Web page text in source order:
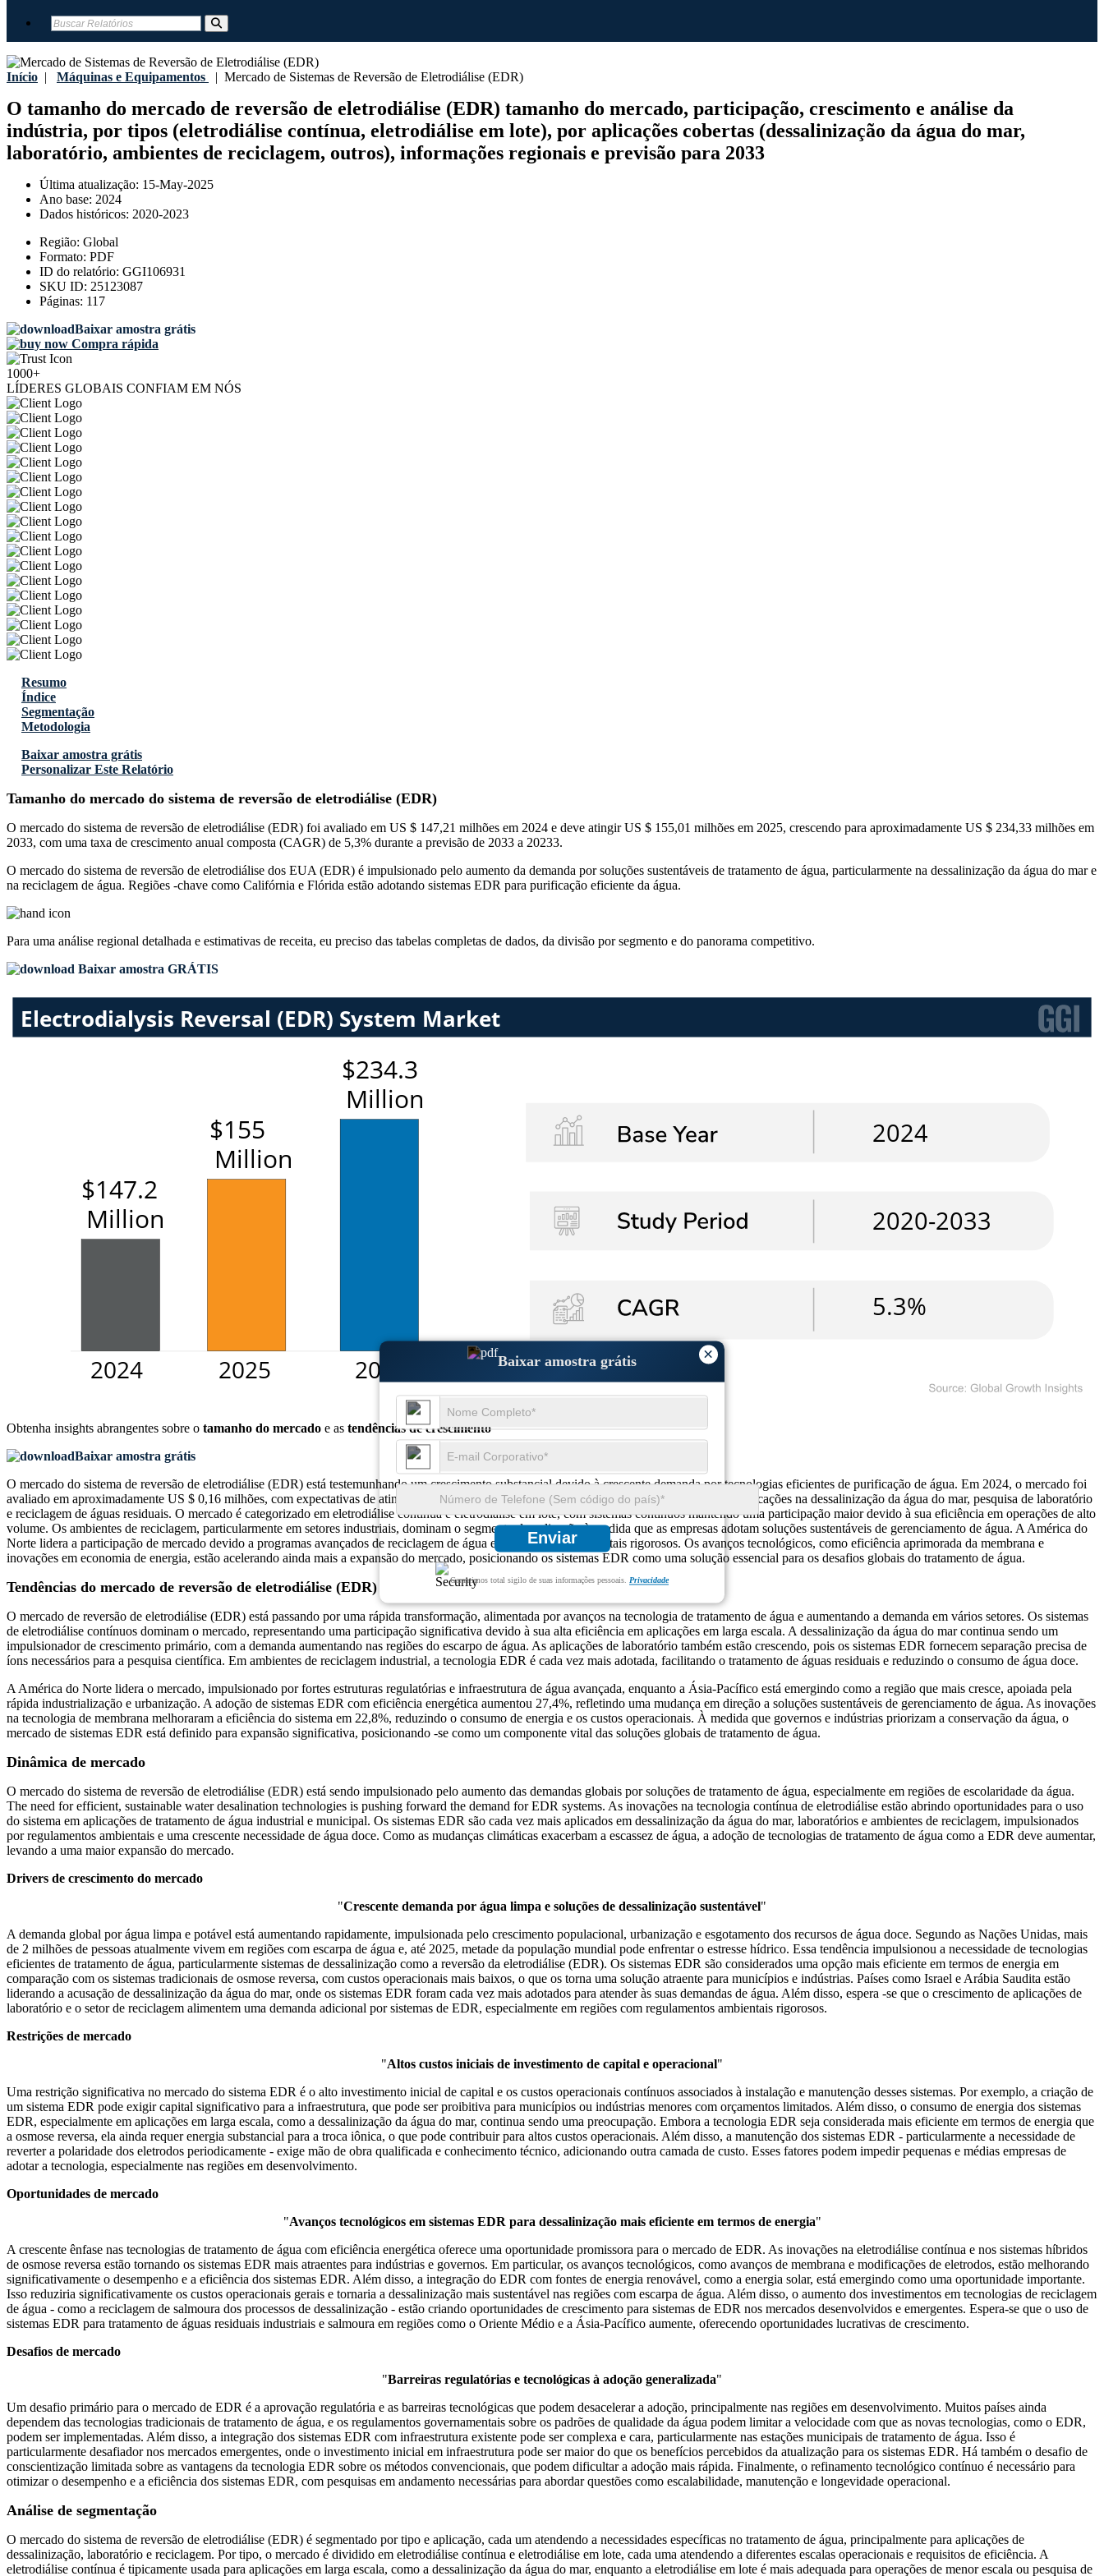
Início | Máquinas e Equipamentos | Mercado de Sistemas de Reversão de Eletrodiálise (EDR)
O tamanho do mercado de reversão de eletrodiálise (EDR) tamanho do mercado, participação, crescimento e análise da
indústria, por tipos (eletrodiálise contínua, eletrodiálise em lote), por aplicações cobertas (dessalinização da água do mar,
laboratório, ambientes de reciclagem, outros), informações regionais e previsão para 2033
Última atualização: 15-May-2025
Ano base: 2024
Dados históricos: 2020-2023
Região: Global
Formato: PDF
ID do relatório: GGI106931
SKU ID: 25123087
Páginas: 117
Baixar amostra grátis
Compra rápida
1000+
LÍDERES GLOBAIS CONFIAM EM NÓS
×
Baixar amostra grátis
Enviar
Garantimos total sigilo de suas informações pessoais. Privacidade
Resumo
Índice
Segmentação
Metodologia
Baixar amostra grátis
Personalizar Este Relatório
Tamanho do mercado do sistema de reversão de eletrodiálise (EDR)
O mercado do sistema de reversão de eletrodiálise (EDR) foi avaliado em US $ 147,21 milhões em 2024 e deve atingir US $ 155,01 milhões em 2025, crescendo para aproximadamente US $ 234,33 milhões em
2033, com uma taxa de crescimento anual composta (CAGR) de 5,3% durante a previsão de 2033 a 20233.
O mercado do sistema de reversão de eletrodiálise dos EUA (EDR) é impulsionado pelo aumento da demanda por soluções sustentáveis ​​de tratamento de água, particularmente na dessalinização da água do mar e
na reciclagem de água. Regiões -chave como Califórnia e Flórida estão adotando sistemas EDR para purificação eficiente da água.
Para uma análise regional detalhada e estimativas de receita, eu preciso das tabelas completas de dados, da divisão por segmento e do panorama competitivo.
Baixar amostra GRÁTIS
Obtenha insights abrangentes sobre o tamanho do mercado e as tendências de crescimento
Baixar amostra grátis
O mercado do sistema de reversão de eletrodiálise (EDR) está testemunhando um crescimento substancial devido à crescente demanda por tecnologias eficientes de purificação de água. Em 2024, o mercado foi
avaliado em aproximadamente US $ 0,16 milhões, com expectativas de atingir US $ 0,24 milhões em 2032, impulsionados pelo aumento das aplicações na dessalinização da água do mar, pesquisa de laboratório
e reciclagem de águas residuais. O mercado é categorizado em eletrodiálise contínua e eletrodiálise em lote, com sistemas contínuos mantendo uma participação maior devido à sua eficiência em operações de alto
volume. Os ambientes de reciclagem, particularmente em setores industriais, dominam o segmento de aplicação à medida que as empresas adotam soluções sustentáveis ​​de gerenciamento de água. A América do
Norte lidera a participação de mercado devido a programas avançados de reciclagem de água e regulamentos ambientais rigorosos. Os avanços tecnológicos, como eficiência aprimorada da membrana e
inovações em economia de energia, estão acelerando ainda mais a expansão do mercado, posicionando os sistemas EDR como uma solução essencial para os desafios globais do tratamento de água.
Tendências do mercado de reversão de eletrodiálise (EDR)
O mercado de reversão de eletrodiálise (EDR) está passando por uma rápida transformação, alimentada por avanços na tecnologia de tratamento de água e aumentando a demanda em vários setores. Os sistemas
de eletrodiálise contínuos dominam o mercado, representando uma participação significativa devido à sua alta eficiência em aplicações em larga escala. A dessalinização da água do mar continua sendo um
impulsionador de crescimento primário, com a demanda aumentando nas regiões do escarpo de água. As aplicações de laboratório também estão crescendo, pois os sistemas EDR fornecem separação precisa de
íons necessários para a pesquisa científica. Em ambientes de reciclagem industrial, a tecnologia EDR é cada vez mais adotada, facilitando o tratamento de águas residuais e reduzindo o consumo de água doce.
A América do Norte lidera o mercado, impulsionado por fortes estruturas regulatórias e infraestrutura de água avançada, enquanto a Ásia-Pacífico está emergindo como a região que mais cresce, apoiada pela
rápida industrialização e urbanização. A adoção de sistemas EDR com eficiência energética aumentou 27,4%, refletindo uma mudança em direção a soluções sustentáveis ​​de gerenciamento de água. As inovações
na tecnologia de membrana melhoraram a eficiência do sistema em 22,8%, reduzindo o consumo de energia e os custos operacionais. À medida que governos e indústrias priorizam a conservação da água, o
mercado de sistemas EDR está definido para expansão significativa, posicionando -se como um componente vital das soluções globais de tratamento de água.
Dinâmica de mercado
O mercado do sistema de reversão de eletrodiálise (EDR) está sendo impulsionado pelo aumento das demandas globais por soluções de tratamento de água, especialmente em regiões de escolaridade da água.
The need for efficient, sustainable water desalination technologies is pushing forward the demand for EDR systems. As inovações na tecnologia contínua de eletrodiálise estão abrindo oportunidades para o uso
do sistema em aplicações de tratamento de água industrial e municipal. Os sistemas EDR são cada vez mais aplicados em dessalinização da água do mar, laboratórios e ambientes de reciclagem, impulsionados
por regulamentos ambientais e uma crescente necessidade de água doce. Como as mudanças climáticas exacerbam a escassez de água, a adoção de tecnologias de tratamento de água como a EDR deve aumentar,
levando a uma maior expansão do mercado.
Drivers de crescimento do mercado
"Crescente demanda por água limpa e soluções de dessalinização sustentável"
A demanda global por água limpa e potável está aumentando rapidamente, impulsionada pelo crescimento populacional, urbanização e esgotamento dos recursos de água doce. Segundo as Nações Unidas, mais
de 2 milhões de pessoas atualmente vivem em regiões com escarpa de água e, até 2025, metade da população mundial pode enfrentar o estresse hídrico. Essa tendência impulsionou a necessidade de tecnologias
eficientes de tratamento de água, particularmente sistemas de dessalinização como a reversão da eletrodiálise (EDR). Os sistemas EDR são considerados uma opção mais eficiente em termos de energia em
comparação com os sistemas tradicionais de osmose reversa, com custos operacionais mais baixos, o que os torna uma solução atraente para municípios e indústrias. Países como Israel e Arábia Saudita estão
liderando a acusação de dessalinização da água do mar, onde os sistemas EDR foram cada vez mais adotados para atender às suas demandas de água. Além disso, espera -se que o crescimento de aplicações de
laboratório e o setor de reciclagem alimentem uma demanda adicional por sistemas de EDR, especialmente em regiões com regulamentos ambientais rigorosos.
Restrições de mercado
"Altos custos iniciais de investimento de capital e operacional"
Uma restrição significativa no mercado do sistema EDR é o alto investimento inicial de capital e os custos operacionais contínuos associados à instalação e manutenção desses sistemas. Por exemplo, a criação de
um sistema EDR pode exigir capital significativo para a infraestrutura, que pode ser proibitiva para municípios ou indústrias menores com orçamentos limitados. Além disso, o consumo de energia dos sistemas
EDR, especialmente em aplicações em larga escala, como a dessalinização da água do mar, continua sendo uma preocupação. Embora a tecnologia EDR seja considerada mais eficiente em termos de energia que
a osmose reversa, ela ainda requer energia substancial para a troca iônica, o que pode contribuir para altos custos operacionais. Além disso, a manutenção dos sistemas EDR - particularmente a necessidade de
reverter a polaridade dos eletrodos periodicamente - exige mão de obra qualificada e conhecimento técnico, adicionando outra camada de custo. Esses fatores podem impedir pequenas e médias empresas de
adotar a tecnologia, especialmente nas regiões em desenvolvimento.
Oportunidades de mercado
"Avanços tecnológicos em sistemas EDR para dessalinização mais eficiente em termos de energia"
A crescente ênfase nas tecnologias de tratamento de água com eficiência energética oferece uma oportunidade promissora para o mercado de EDR. As inovações na eletrodiálise contínua e nos sistemas híbridos
de osmose reversa estão tornando os sistemas EDR mais atraentes para indústrias e governos. Em particular, os avanços tecnológicos, como avanços de membrana e modificações de eletrodos, estão melhorando
significativamente o desempenho e a eficiência dos sistemas EDR. Além disso, a integração do EDR com fontes de energia renovável, como a energia solar, está emergindo como uma oportunidade importante.
Isso reduziria significativamente os custos operacionais gerais e tornaria a dessalinização mais sustentável nas regiões com escarpa de água. Além disso, o aumento dos investimentos em tecnologias de reciclagem
de água - como a reciclagem de salmoura dos processos de dessalinização - estão criando oportunidades de crescimento para sistemas de EDR nos mercados desenvolvidos e emergentes. Espera-se que o uso de
sistemas EDR para tratamento de águas residuais industriais e salmoura em regiões como o Oriente Médio e a Ásia-Pacífico aumente, oferecendo oportunidades lucrativas de crescimento.
Desafios de mercado
"Barreiras regulatórias e tecnológicas à adoção generalizada"
Um desafio primário para o mercado de EDR é a aprovação regulatória e as barreiras tecnológicas que podem desacelerar a adoção, principalmente nas regiões em desenvolvimento. Muitos países ainda
dependem das tecnologias tradicionais de tratamento de água, e os regulamentos governamentais sobre os padrões de qualidade da água podem limitar a velocidade com que as novas tecnologias, como o EDR,
podem ser implementadas. Além disso, a integração dos sistemas EDR com infraestrutura existente pode ser complexa e cara, particularmente nas estações municipais de tratamento de água. Isso é
particularmente desafiador nos mercados emergentes, onde o investimento inicial em infraestrutura pode ser maior do que os benefícios percebidos da atualização para os sistemas EDR. Há também o desafio de
conscientização limitada sobre as vantagens da tecnologia EDR sobre os métodos convencionais, que podem dificultar a adoção mais rápida. Finalmente, o refinamento tecnológico contínuo é necessário para
otimizar o desempenho e a eficiência dos sistemas EDR, com pesquisas em andamento necessárias para abordar questões como escalabilidade, manutenção e longevidade operacional.
Análise de segmentação
O mercado do sistema de reversão de eletrodiálise (EDR) é segmentado por tipo e aplicação, cada um atendendo a necessidades específicas no tratamento de água, principalmente para aplicações de
dessalinização, laboratório e reciclagem. Por tipo, o mercado é dividido em eletrodiálise contínua e eletrodiálise em lote, cada uma atendendo a diferentes escalas operacionais e requisitos de eficiência. A
eletrodiálise contínua é tipicamente usada para aplicações em larga escala, como a dessalinização da água do mar, enquanto a eletrodiálise em lote é mais adequada para operações de menor escala ou pesquisa de